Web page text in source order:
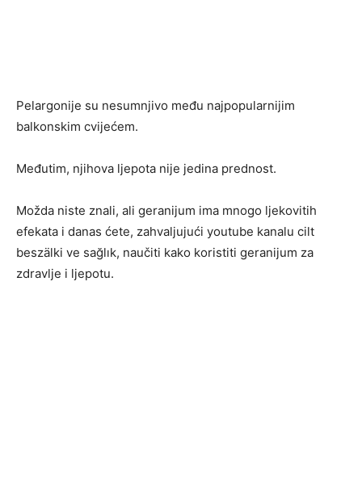
Pelargonije su nesumnjivo među najpopularnijim
balkonskim cvijećem.
Međutim, njihova ljepota nije jedina prednost.
Možda niste znali, ali geranijum ima mnogo ljekovitih
efekata i danas ćete, zahvaljujući youtube kanalu cilt
beszälki ve sağlık, naučiti kako koristiti geranijum za
zdravlje i ljepotu.